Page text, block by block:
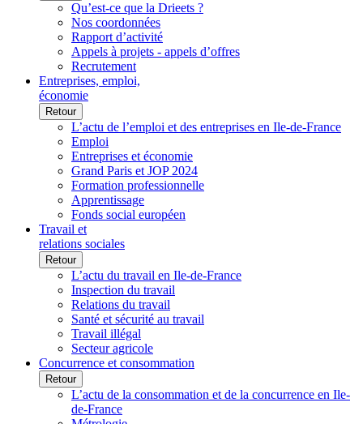
Qu’est-ce que la Drieets ?
Nos coordonnées
Rapport d’activité
Appels à projets - appels d’offres
Recrutement
Entreprises, emploi,
économie
Retour
L’actu de l’emploi et des entreprises en Ile-de-France
Emploi
Entreprises et économie
Grand Paris et JOP 2024
Formation professionnelle
Apprentissage
Fonds social européen
Travail et
relations sociales
Retour
L’actu du travail en Ile-de-France
Inspection du travail
Relations du travail
Santé et sécurité au travail
Travail illégal
Secteur agricole
Concurrence et consommation
Retour
L’actu de la consommation et de la concurrence en Ile-
de-France